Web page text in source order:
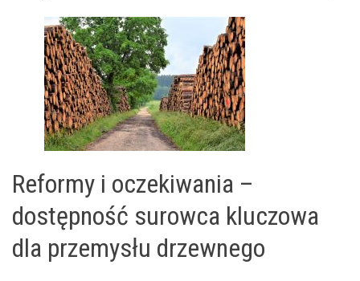
Reformy i oczekiwania –
dostępność surowca kluczowa
dla przemysłu drzewnego